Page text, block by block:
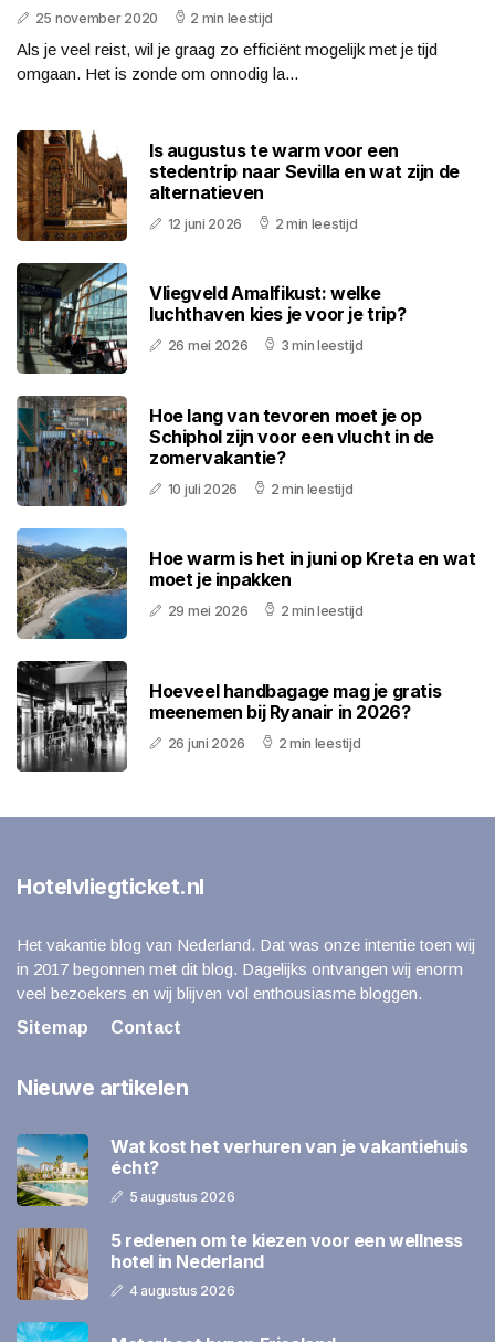
25 november 2020 2 min leestijd
Als je veel reist, wil je graag zo efficiënt mogelijk met je tijd
omgaan. Het is zonde om onnodig la...
Is augustus te warm voor een
stedentrip naar Sevilla en wat zijn de
alternatieven
12 juni 2026 2 min leestijd
Vliegveld Amalfikust: welke
luchthaven kies je voor je trip?
26 mei 2026 3 min leestijd
Hoe lang van tevoren moet je op
Schiphol zijn voor een vlucht in de
zomervakantie?
10 juli 2026 2 min leestijd
Hoe warm is het in juni op Kreta en wat
moet je inpakken
29 mei 2026 2 min leestijd
Hoeveel handbagage mag je gratis
meenemen bij Ryanair in 2026?
26 juni 2026 2 min leestijd
Hotelvliegticket.nl
Het vakantie blog van Nederland. Dat was onze intentie toen wij
in 2017 begonnen met dit blog. Dagelijks ontvangen wij enorm
veel bezoekers en wij blijven vol enthousiasme bloggen.
Sitemap
Contact
Nieuwe artikelen
Wat kost het verhuren van je vakantiehuis
écht?
5 augustus 2026
5 redenen om te kiezen voor een wellness
hotel in Nederland
4 augustus 2026